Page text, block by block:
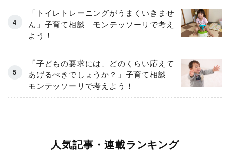
「トイレトレーニングがうまくいきませ
ん」子育て相談 モンテッソーリで考え
よう！
「子どもの要求には、どのくらい応えて
あげるべきでしょうか？」子育て相談
モンテッソーリで考えよう！
人気記事・連載ランキング